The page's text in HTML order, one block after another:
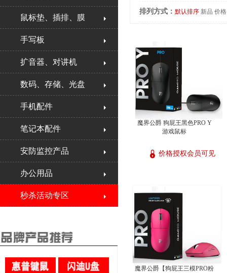
鼠标垫、插排、膜
手写板
扩音器、对讲机
数码、存储、光盘
手机配件
笔记本配件
安防监控产品
办公用品
秒杀活动专区
排列方式： 默认排序 新品 价
魔界公爵 狗屁王黑色PRO Y
游戏鼠标
价格授权会员可见
魔界公爵【狗屁王三模PRO粉